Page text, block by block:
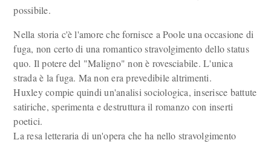
possibile.
Nella storia c'è l'amore che fornisce a Poole una occasione di
fuga, non certo di una romantico stravolgimento dello status
quo. Il potere del "Maligno" non è rovesciabile. L'unica
strada è la fuga. Ma non era prevedibile altrimenti.
Huxley compie quindi un'analisi sociologica, inserisce battute
satiriche, sperimenta e destruttura il romanzo con inserti
poetici.
La resa letteraria di un'opera che ha nello stravolgimento